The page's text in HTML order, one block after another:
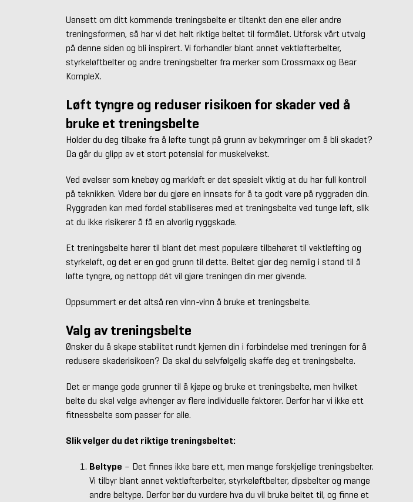
Uansett om ditt kommende treningsbelte er tiltenkt den ene eller andre
treningsformen, så har vi det helt riktige beltet til formålet. Utforsk vårt utvalg
på denne siden og bli inspirert. Vi forhandler blant annet vektløfterbelter,
styrkeløftbelter og andre treningsbelter fra merker som Crossmaxx og Bear
KompleX.
Løft tyngre og reduser risikoen for skader ved å
bruke et treningsbelte
Holder du deg tilbake fra å løfte tungt på grunn av bekymringer om å bli skadet?
Da går du glipp av et stort potensial for muskelvekst.
Ved øvelser som knebøy og markløft er det spesielt viktig at du har full kontroll
på teknikken. Videre bør du gjøre en innsats for å ta godt vare på ryggraden din.
Ryggraden kan med fordel stabiliseres med et treningsbelte ved tunge løft, slik
at du ikke risikerer å få en alvorlig ryggskade.
Et treningsbelte hører til blant det mest populære tilbehøret til vektløfting og
styrkeløft, og det er en god grunn til dette. Beltet gjør deg nemlig i stand til å
løfte tyngre, og nettopp dét vil gjøre treningen din mer givende.
Oppsummert er det altså ren vinn-vinn å bruke et treningsbelte.
Valg av treningsbelte
Ønsker du å skape stabilitet rundt kjernen din i forbindelse med treningen for å
redusere skaderisikoen? Da skal du selvfølgelig skaffe deg et treningsbelte.
Det er mange gode grunner til å kjøpe og bruke et treningsbelte, men hvilket
belte du skal velge avhenger av flere individuelle faktorer. Derfor har vi ikke ett
fitnessbelte som passer for alle.
Slik velger du det riktige treningsbeltet:
Beltype – Det finnes ikke bare ett, men mange forskjellige treningsbelter.
Vi tilbyr blant annet vektløfterbelter, styrkeløftbelter, dipsbelter og mange
andre beltype. Derfor bør du vurdere hva du vil bruke beltet til, og finne et